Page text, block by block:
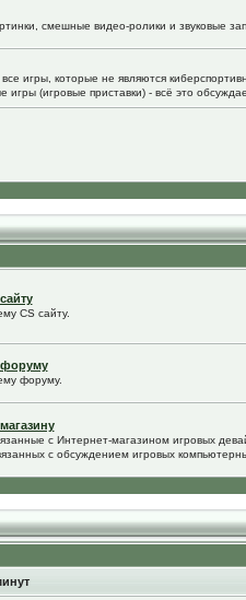
смешные видео-ролики и звуковые
игры, которые не являются
игры (игровые приставки) - всё это
CS сайту.
форуму.
с Интернет-магазином игровых
с обсуждением игровых